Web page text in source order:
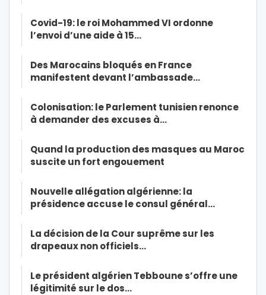
Covid-19: le roi Mohammed VI ordonne
l’envoi d’une aide à 15…
Des Marocains bloqués en France
manifestent devant l’ambassade…
Colonisation: le Parlement tunisien renonce
à demander des excuses à…
Quand la production des masques au Maroc
suscite un fort engouement
Nouvelle allégation algérienne: la
présidence accuse le consul général…
La décision de la Cour suprême sur les
drapeaux non officiels…
Le président algérien Tebboune s’offre une
légitimité sur le dos…